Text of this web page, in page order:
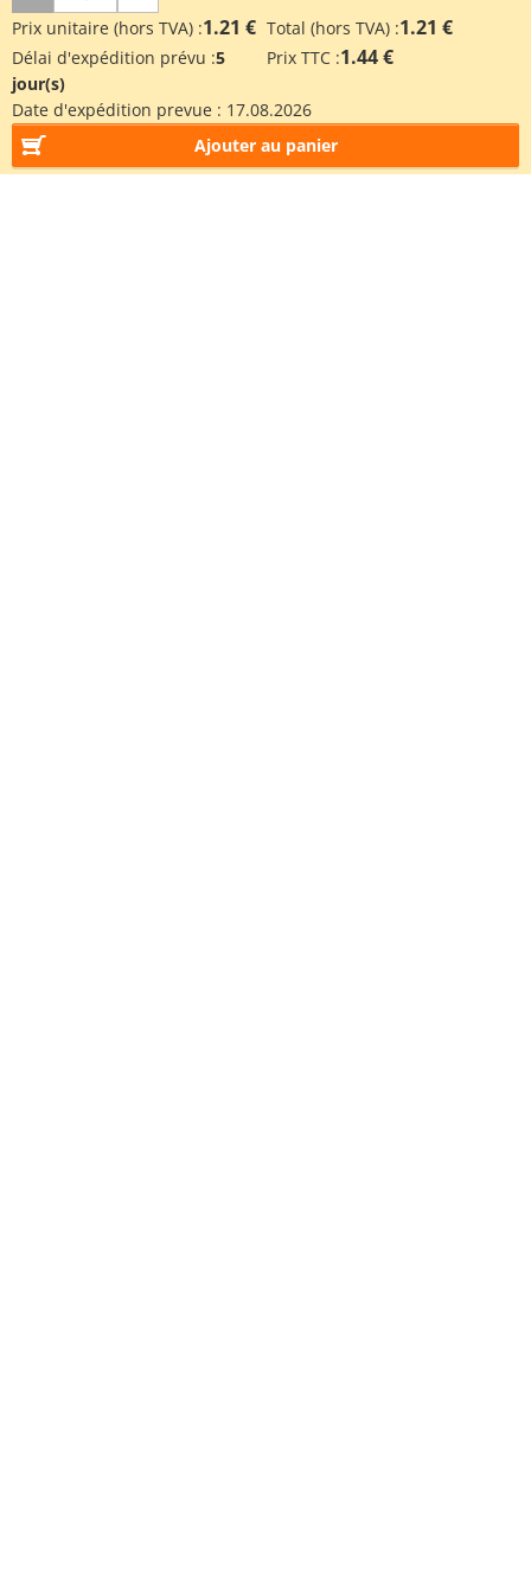
Prix unitaire (hors TVA) :1.21 € Total (hors TVA) :1.21 €
Délai d'expédition prévu :5
jour(s)
Prix TTC :1.44 €
Date d'expédition prevue : 17.08.2026
Ajouter au panier